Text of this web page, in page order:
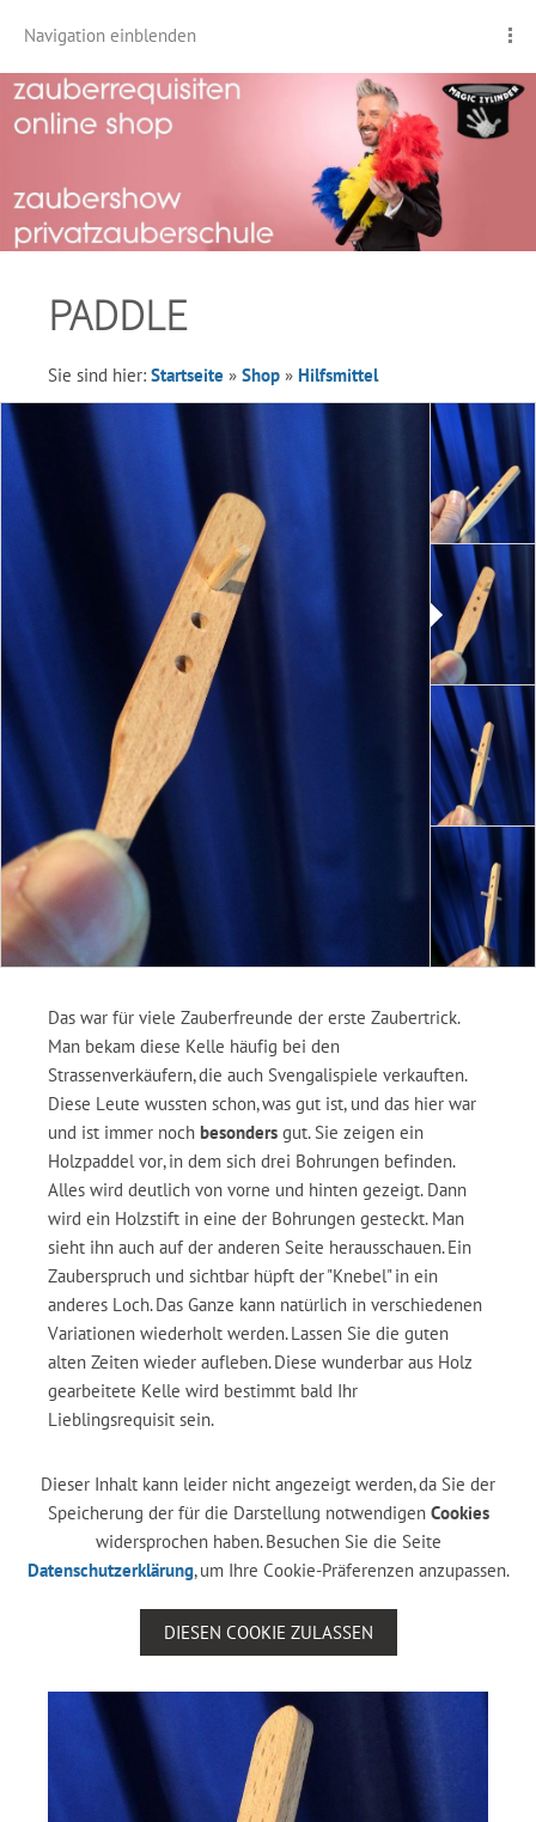
Navigation einblenden
PADDLE
Sie sind hier: Startseite » Shop » Hilfsmittel
Das war für viele Zauberfreunde der erste Zaubertrick.
Man bekam diese Kelle häufig bei den
Strassenverkäufern, die auch Svengalispiele verkauften.
Diese Leute wussten schon, was gut ist, und das hier war
und ist immer noch besonders gut. Sie zeigen ein
Holzpaddel vor, in dem sich drei Bohrungen befinden.
Alles wird deutlich von vorne und hinten gezeigt. Dann
wird ein Holzstift in eine der Bohrungen gesteckt. Man
sieht ihn auch auf der anderen Seite herausschauen. Ein
Zauberspruch und sichtbar hüpft der "Knebel" in ein
anderes Loch. Das Ganze kann natürlich in verschiedenen
Variationen wiederholt werden. Lassen Sie die guten
alten Zeiten wieder aufleben. Diese wunderbar aus Holz
gearbeitete Kelle wird bestimmt bald Ihr
Lieblingsrequisit sein.
Dieser Inhalt kann leider nicht angezeigt werden, da Sie der
Speicherung der für die Darstellung notwendigen Cookies
widersprochen haben. Besuchen Sie die Seite
Datenschutzerklärung, um Ihre Cookie-Präferenzen anzupassen.
DIESEN COOKIE ZULASSEN